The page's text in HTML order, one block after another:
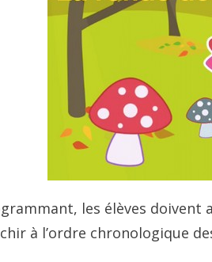
les élèves doivent
à l’ordre chronologique